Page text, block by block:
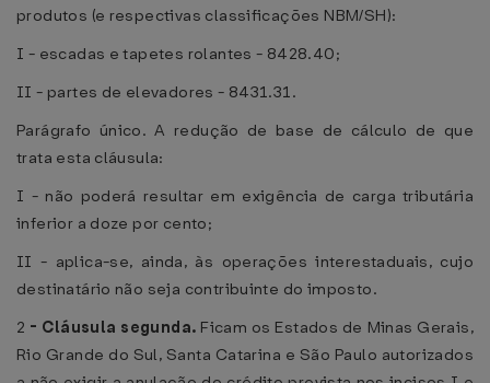
produtos (e respectivas classificações NBM/SH):
I - escadas e tapetes rolantes - 8428.40;
II - partes de elevadores - 8431.31.
Parágrafo único. A redução de base de cálculo de que
trata esta cláusula:
I - não poderá resultar em exigência de carga tributária
inferior a doze por cento;
II - aplica-se, ainda, às operações interestaduais, cujo
destinatário não seja contribuinte do imposto.
2 - Cláusula segunda. Ficam os Estados de Minas Gerais,
Rio Grande do Sul, Santa Catarina e São Paulo autorizados